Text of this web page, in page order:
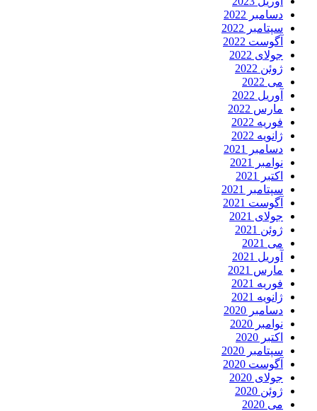
دسامبر 2022
سپتامبر 2022
آگوست 2022
جولای 2022
ژوئن 2022
می 2022
آوریل 2022
مارس 2022
فوریه 2022
ژانویه 2022
دسامبر 2021
نوامبر 2021
اکتبر 2021
سپتامبر 2021
آگوست 2021
جولای 2021
ژوئن 2021
می 2021
آوریل 2021
مارس 2021
فوریه 2021
ژانویه 2021
دسامبر 2020
نوامبر 2020
اکتبر 2020
سپتامبر 2020
آگوست 2020
جولای 2020
ژوئن 2020
می 2020